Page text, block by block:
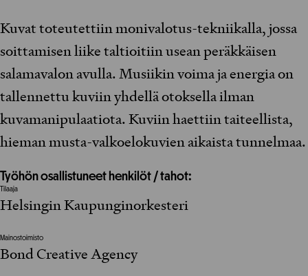
Kuvat toteutettiin monivalotus-tekniikalla, jossa
soittamisen liike taltioitiin usean peräkkäisen
salamavalon avulla. Musiikin voima ja energia on
tallennettu kuviin yhdellä otoksella ilman
kuvamanipulaatiota. Kuviin haettiin taiteellista,
hieman musta-valkoelokuvien aikaista tunnelmaa.
Työhön osallistuneet henkilöt / tahot:
Tilaaja
Helsingin Kaupunginorkesteri
Mainostoimisto
Bond Creative Agency